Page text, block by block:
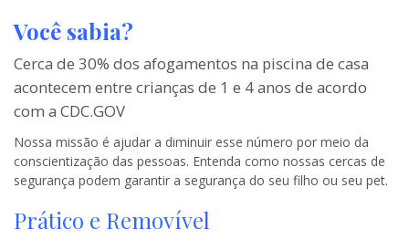
Você sabia?
Cerca de 30% dos afogamentos na piscina de casa
acontecem entre crianças de 1 e 4 anos de acordo
com a CDC.GOV
Nossa missão é ajudar a diminuir esse número por meio da
conscientização das pessoas. Entenda como nossas cercas de
segurança podem garantir a segurança do seu filho ou seu pet.
Prático e Removível